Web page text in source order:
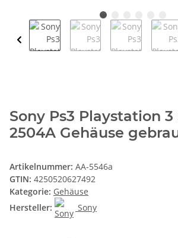
Sony Ps3 Playstation 3
2504A Gehäuse
Artikelnummer: AA-5546a
GTIN: 4250520627492
Kategorie: Gehäuse
Hersteller:
Sony